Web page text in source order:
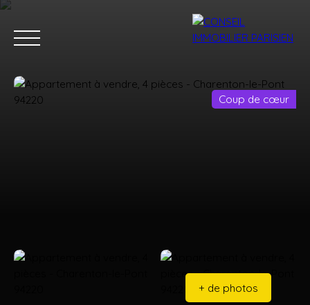
Coup de cœur
+ de photos